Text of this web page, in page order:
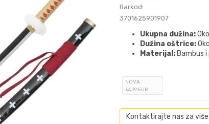
Barkod:
3701625901907
Ukupna dužina:
Dužina oštrice:
Materijal: Bambus
NOVA
34,99 EUR
Kontaktirajte nas za